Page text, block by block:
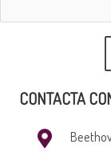
CONTACTA